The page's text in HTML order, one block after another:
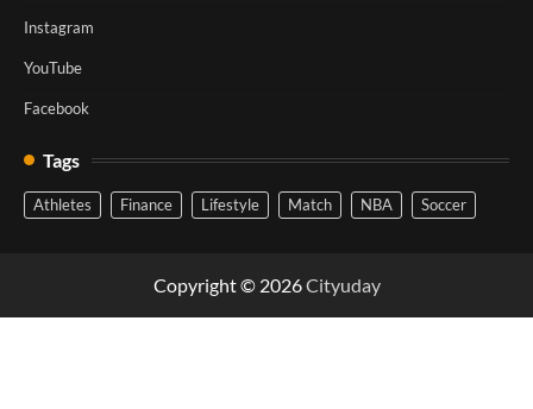
Instagram
YouTube
Facebook
Tags
Athletes Finance Lifestyle Match NBA Soccer
Copyright © 2026Cityuday